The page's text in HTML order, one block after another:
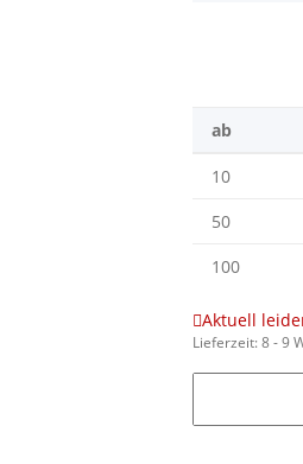
ab
10
50
100
Aktuell
Lieferzeit:8 - 9